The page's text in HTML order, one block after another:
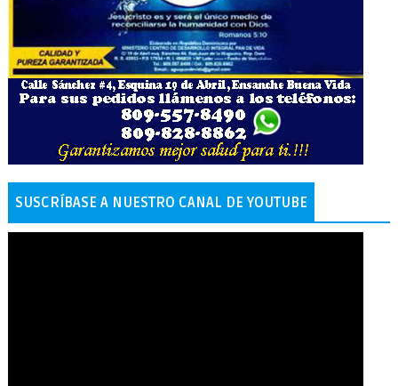
SUSCRÍBASE A NUESTRO CANAL DE YOUTUBE